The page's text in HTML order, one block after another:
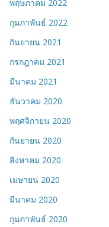
พฤษภาคม 2022
กุมภาพันธ์ 2022
กันยายน 2021
กรกฎาคม 2021
มีนาคม 2021
ธันวาคม 2020
พฤศจิกายน 2020
กันยายน 2020
สิงหาคม 2020
เมษายน 2020
มีนาคม 2020
กุมภาพันธ์ 2020